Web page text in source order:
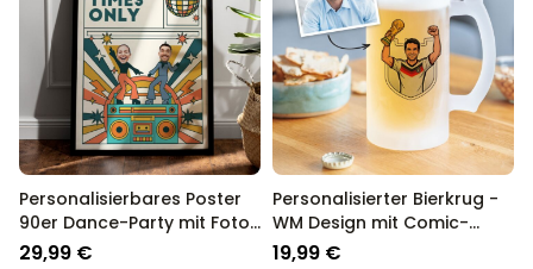
Personalisierbares Poster
90er Dance-Party mit Fotos
und Text
29,99 €
Personalisierter Bierkrug -
WM Design mit Comic-
Illustration
19,99 €